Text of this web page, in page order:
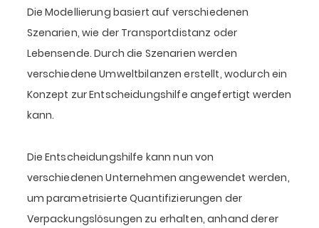
Die Modellierung basiert auf verschiedenen
Szenarien, wie der Transportdistanz oder
Lebensende. Durch die Szenarien werden
verschiedene Umweltbilanzen erstellt, wodurch ein
Konzept zur Entscheidungshilfe angefertigt werden
kann.
Die Entscheidungshilfe kann nun von
verschiedenen Unternehmen angewendet werden,
um parametrisierte Quantifizierungen der
Verpackungslösungen zu erhalten, anhand derer